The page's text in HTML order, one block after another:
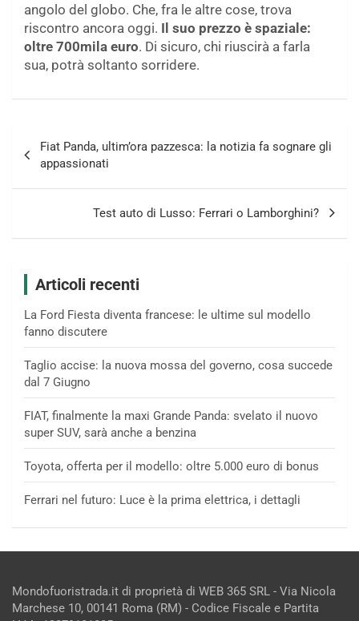
angolo del globo. Che, fra le altre cose, trova
riscontro ancora oggi. Il suo prezzo è spaziale:
oltre 700mila euro. Di sicuro, chi riuscirà a farla
sua, potrà soltanto sorridere.
articoli
Fiat Panda, ultim’ora pazzesca: la notizia fa sognare gli
appassionati
Test auto di Lusso: Ferrari o Lamborghini?
Articoli recenti
La Ford Fiesta diventa francese: le ultime sul modello
fanno discutere
Taglio accise: la nuova mossa del governo, cosa succede
dal 7 Giugno
FIAT, finalmente la maxi Grande Panda: svelato il nuovo
super SUV, sarà anche a benzina
Toyota, offerta per il modello: oltre 5.000 euro di bonus
Ferrari nel futuro: Luce è la prima elettrica, i dettagli
Mondofuoristrada.it di proprietà di WEB 365 SRL - Via Nicola
Marchese 10, 00141 Roma (RM) - Codice Fiscale e Partita